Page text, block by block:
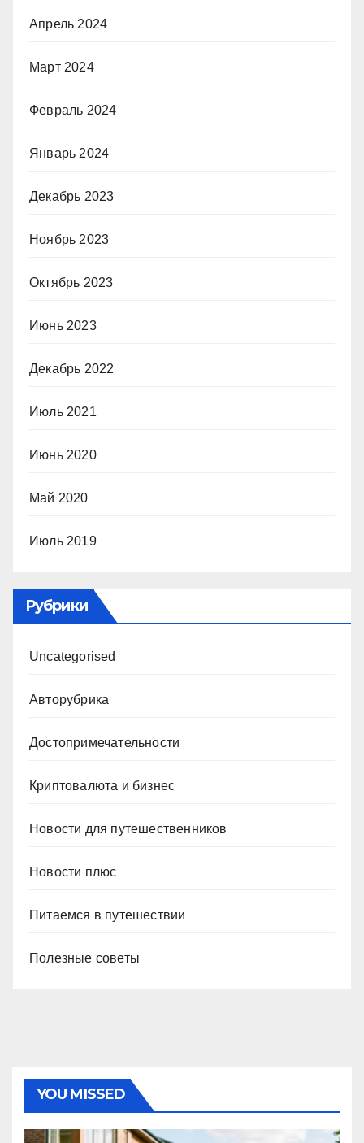
Апрель 2024
Март 2024
Февраль 2024
Январь 2024
Декабрь 2023
Ноябрь 2023
Октябрь 2023
Июнь 2023
Декабрь 2022
Июль 2021
Июнь 2020
Май 2020
Июль 2019
Рубрики
Uncategorised
Авторубрика
Достопримечательности
Криптовалюта и бизнес
Новости для путешественников
Новости плюс
Питаемся в путешествии
Полезные советы
YOU MISSED